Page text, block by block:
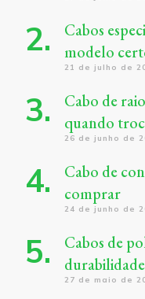
Cabos
modelo
21 de julho de
Cabo de
quando
26 de junho de
Cabo de
comprar
24 de junho de
Cabos de
27 de maio de